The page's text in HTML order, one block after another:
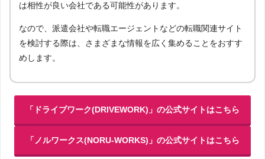
は相性が良い会社である可能性があります。
なので、派遣会社や転職エージェントなどの転職関連サイト
を検討する際は、さまざまな情報を広く集めることをおすす
めします。
「ドライブワーク(DRIVEWORK)」の公式サイトはこちら
「ノルワークス(NORU-WORKS)」の公式サイトはこちら